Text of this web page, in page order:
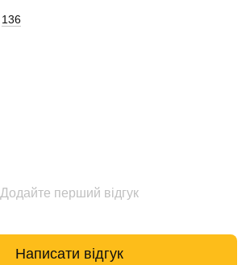
136
Додайте перший відгук
Написати відгук